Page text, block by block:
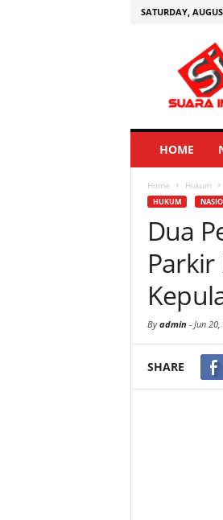
SATURDAY,
HOME
Home Hukum
HUKUM
Dua
Parkir
Byadmin - Jun
SHARE